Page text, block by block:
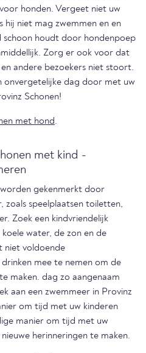
honden. Vergeet niet uw
hij niet mag zwemmen en en
houdt door hondenpoep
Zorg er ook voor dat
andere bezoekers niet stoort.
onvergetelijke dag door met uw
Schonen!
met hond.
met kind -
gekenmerkt door
zoals speelplaatsen toiletten,
Zoek een kindvriendelijk
water, de zon en de
niet voldoende
mee te nemen om de
maken. dag zo aangenaam
aan een zwemmeer in Provinz
om tijd met uw kinderen
manier om tijd met uw
herinneringen te maken.